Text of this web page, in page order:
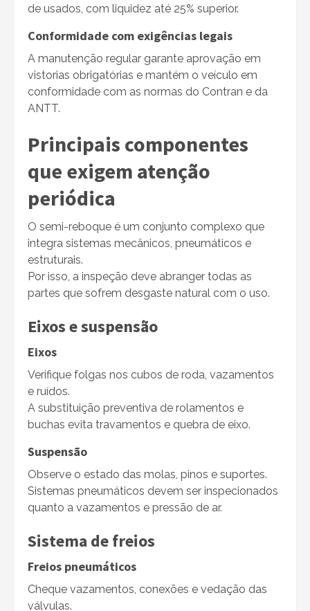
de usados, com liquidez até 25% superior.
Conformidade com exigências legais
A manutenção regular garante aprovação em
vistorias obrigatórias e mantém o veículo em
conformidade com as normas do Contran e da
ANTT.
Principais componentes
que exigem atenção
periódica
O semi-reboque é um conjunto complexo que
integra sistemas mecânicos, pneumáticos e
estruturais.
Por isso, a inspeção deve abranger todas as
partes que sofrem desgaste natural com o uso.
Eixos e suspensão
Eixos
Verifique folgas nos cubos de roda, vazamentos
e ruídos.
A substituição preventiva de rolamentos e
buchas evita travamentos e quebra de eixo.
Suspensão
Observe o estado das molas, pinos e suportes.
Sistemas pneumáticos devem ser inspecionados
quanto a vazamentos e pressão de ar.
Sistema de freios
Freios pneumáticos
Cheque vazamentos, conexões e vedação das
válvulas.